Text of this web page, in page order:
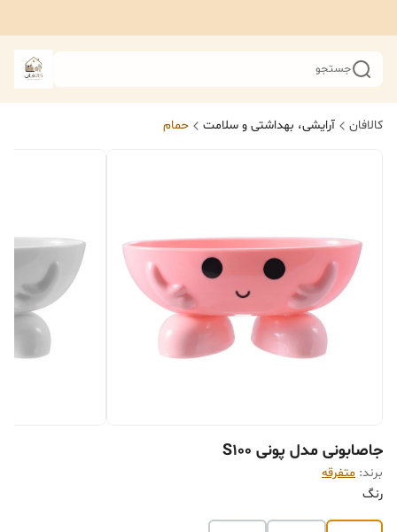
جستجو
کالافان آرایشی، بهداشتی و سلامت حمام
جاصابونی مدل پونی S100
برند: متفرقه
رنگ